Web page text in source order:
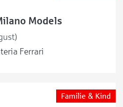
Models
Ferrari
Familie & Kind